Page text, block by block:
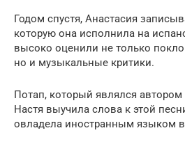
Годом спустя, Анастасия
которую она исполнила на
высоко оценили не только
но и музыкальные критики.
Потап, который являлся автором
Настя выучила слова к этой
овладела иностранным языком